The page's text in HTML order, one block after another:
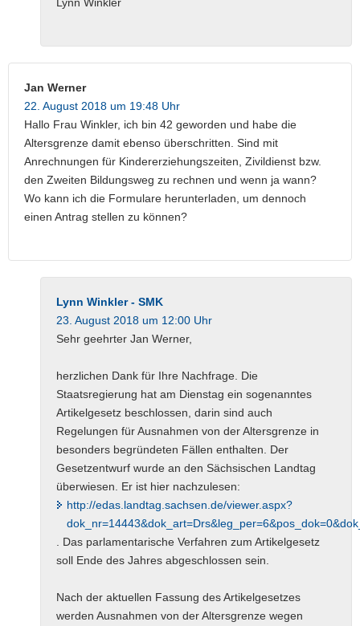
Jan Werner
22. August 2018 um 19:48 Uhr
Hallo Frau Winkler, ich bin 42 geworden und habe die
Altersgrenze damit ebenso überschritten. Sind mit
Anrechnungen für Kindererziehungszeiten, Zivildienst bzw.
den Zweiten Bildungsweg zu rechnen und wenn ja wann?
Wo kann ich die Formulare herunterladen, um dennoch
einen Antrag stellen zu können?
Lynn Winkler - SMK
23. August 2018 um 12:00 Uhr
Sehr geehrter Jan Werner,
herzlichen Dank für Ihre Nachfrage. Die
Staatsregierung hat am Dienstag ein sogenanntes
Artikelgesetz beschlossen, darin sind auch
Regelungen für Ausnahmen von der Altersgrenze in
besonders begründeten Fällen enthalten. Der
Gesetzentwurf wurde an den Sächsischen Landtag
überwiesen. Er ist hier nachzulesen:
http://edas.landtag.sachsen.de/viewer.aspx?
. Das parlamentarische Verfahren zum Artikelgesetz
soll Ende des Jahres abgeschlossen sein.
Nach der aktuellen Fassung des Artikelgesetzes
werden Ausnahmen von der Altersgrenze wegen